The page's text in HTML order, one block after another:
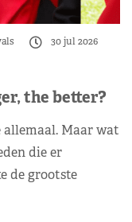
30 jul 2026
the better?
allemaal. Maar wat
die er
de grootste